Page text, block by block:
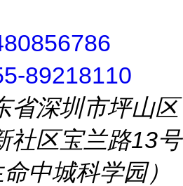
89218110
省深圳市坪山区
社区宝兰路13号
中城科学园）